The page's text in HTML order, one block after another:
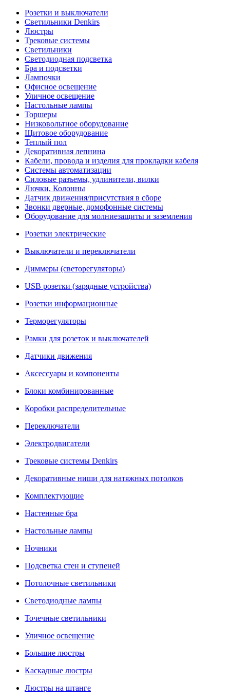
Розетки и выключатели
Светильники Denkirs
Люстры
Трековые системы
Светильники
Светодиодная подсветка
Бра и подсветки
Лампочки
Офисное освещение
Уличное освещение
Настольные лампы
Торшеры
Низковольтное оборудование
Щитовое оборудование
Теплый пол
Декоративная лепнина
Кабели, провода и изделия для прокладки кабеля
Системы автоматизации
Силовые разъемы, удлинители, вилки
Лючки, Колонны
Датчик движения/присутствия в сборе
Звонки дверные, домофонные системы
Оборудование для молниезащиты и заземления
Розетки электрические
Выключатели и переключатели
Диммеры (светорегуляторы)
USB розетки (зарядные устройства)
Розетки информационные
Терморегуляторы
Рамки для розеток и выключателей
Датчики движения
Аксессуары и компоненты
Блоки комбинированные
Коробки распределительные
Переключатели
Электродвигатели
Трековые системы Denkirs
Декоративные ниши для натяжных потолков
Комплектующие
Настенные бра
Настольные лампы
Ночники
Подсветка стен и ступеней
Потолочные светильники
Светодиодные лампы
Точечные светильники
Уличное освещение
Большие люстры
Каскадные люстры
Люстры на штанге